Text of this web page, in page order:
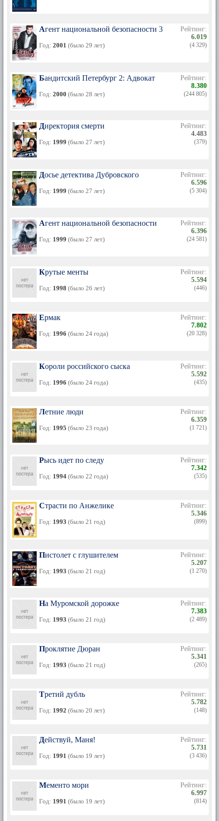
Агент национальной безопасности 3
Год: 2001 (было 29 лет)
Рейтинг:
6.019
(4 329)
Бандитский Петербург 2: Адвокат
Год: 2000 (было 28 лет)
Рейтинг:
8.380
(244 805)
Директория смерти
Год: 1999 (было 27 лет)
Рейтинг:
4.483
(379)
Досье детектива Дубровского
Год: 1999 (было 27 лет)
Рейтинг:
6.596
(5 304)
Агент национальной безопасности
Год: 1999 (было 27 лет)
Рейтинг:
6.396
(24 581)
Крутые менты
Год: 1998 (было 26 лет)
Рейтинг:
5.594
(446)
Ермак
Год: 1996 (было 24 года)
Рейтинг:
7.802
(20 328)
Короли российского сыска
Год: 1996 (было 24 года)
Рейтинг:
5.592
(435)
Летние люди
Год: 1995 (было 23 года)
Рейтинг:
6.359
(1 721)
Рысь идет по следу
Год: 1994 (было 22 года)
Рейтинг:
7.342
(535)
Страсти по Анжелике
Год: 1993 (было 21 год)
Рейтинг:
5.346
(899)
Пистолет с глушителем
Год: 1993 (было 21 год)
Рейтинг:
5.207
(1 270)
На Муромской дорожке
Год: 1993 (было 21 год)
Рейтинг:
7.383
(2 489)
Проклятие Дюран
Год: 1993 (было 21 год)
Рейтинг:
5.341
(265)
Третий дубль
Год: 1992 (было 20 лет)
Рейтинг:
5.782
(148)
Действуй, Маня!
Год: 1991 (было 19 лет)
Рейтинг:
5.731
(3 436)
Мементо мори
Год: 1991 (было 19 лет)
Рейтинг:
6.997
(814)